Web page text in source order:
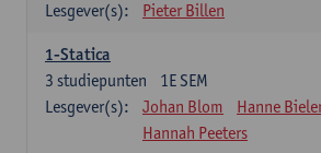
Lesgever(s):
Pieter Billen
1-Statica
1E SEM
3 studiepunten
Lesgever(s):
Johan Blom Hanne
Hannah Peeters